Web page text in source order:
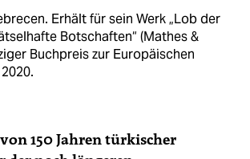
Erhält für sein Werk „Lob der
Botschaften“ (Mathes &
Buchpreis zur Europäischen
150 Jahren türkischer